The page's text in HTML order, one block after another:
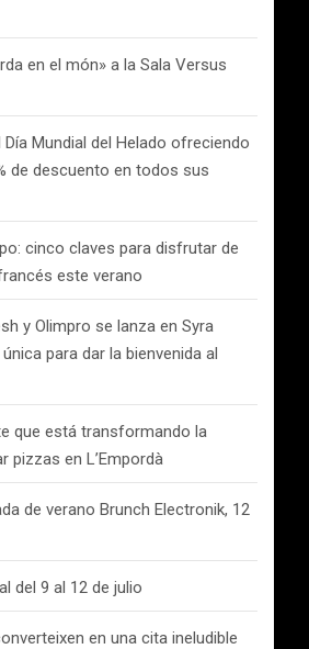
en el món» a la Sala Versus
Mundial del Helado ofreciendo
de descuento en todos sus
cinco claves para disfrutar de
este verano
y Olimpro se lanza en Syra
para dar la bienvenida al
que está transformando la
pizzas en L’Empordà
de verano Brunch Electronik, 12
del 9 al 12 de julio
en una cita ineludible